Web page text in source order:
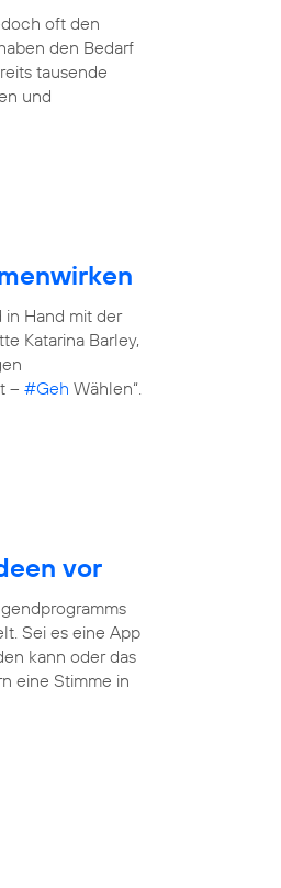
oft den
den Bedarf
tausende
und
Hand mit der
Katarina Barley,
– #Geh Wählen“.
vor
Sei es eine App
kann oder das
eine Stimme in